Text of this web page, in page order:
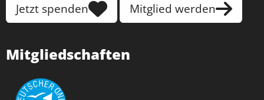
Jetzt spenden Mitglied werden
Mitgliedschaften